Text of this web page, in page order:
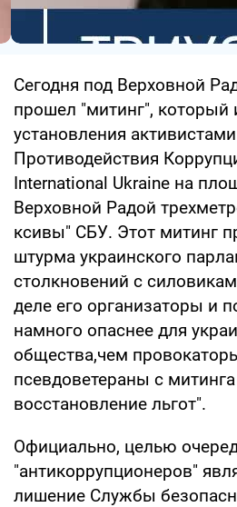
Сегодня под Верховной
прошел "митинг",
установления
Противодействия
International Ukraine на
Верховной Радой
ксивы" СБУ. Этот митинг
штурма украинского
столкновений с
деле его организаторы и
намного опаснее для
общества,чем
псевдоветераны с
восстановление льгот".
Официально, целью
"антикоррупционеров"
лишение Службы